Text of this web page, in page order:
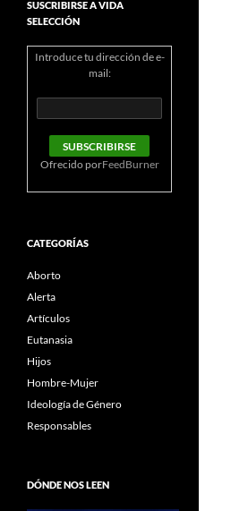
SUSCRIBIRSE A VIDA
SELECCIÓN
Introduce tu dirección de e-
mail:
Ofrecido porFeedBurner
CATEGORÍAS
Aborto
Alerta
Artículos
Eutanasia
Hijos
Hombre-Mujer
Ideología de Género
Responsables
DÓNDE NOS LEEN